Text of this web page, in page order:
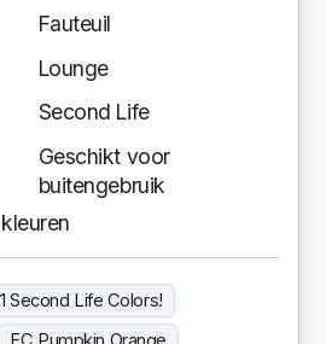
Fauteuil
Lounge
Second Life
Geschikt voor
buitengebruik
Second Life Colors!